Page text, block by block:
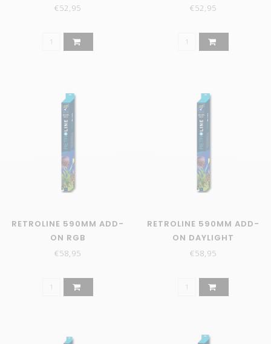
€52,95 €52,95
RETROLINE 590MM ADD-
ON RGB
€58,95
RETROLINE 590MM ADD-
ON DAYLIGHT
€58,95